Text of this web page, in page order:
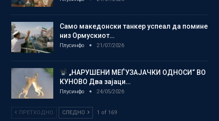
Само македонски танкер успеал да помине
низ Ормускиот…
Плусинфо 21/07/2026
„НАРУШЕНИ МЕЃУЗАЈАЧКИ ОДНОСИ“ ВО
КУНОВО Два зајаци…
Плусинфо 24/05/2026
ПРЕТХОДНО СЛЕДНО 1 of 169